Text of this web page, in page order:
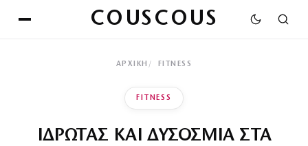
COUSCOUS
ΑΡΧΙΚΉ FITNESS
FITNESS
ΙΔΡΩΤΑΣ ΚΑΙ ΔΥΣΟΣΜΙΑ ΣΤΑ